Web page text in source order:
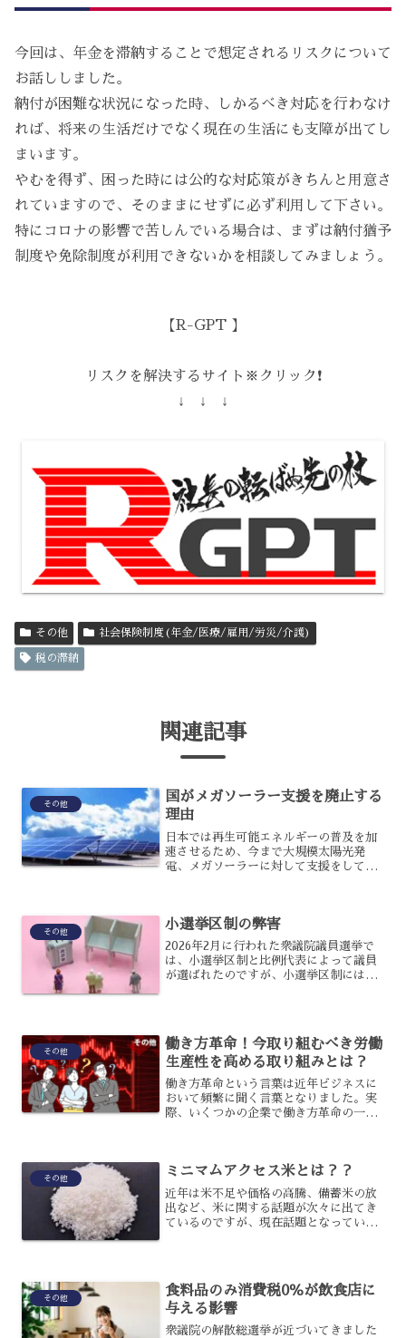
今回は、年金を滞納することで想定されるリスクについて
お話ししました。
納付が困難な状況になった時、しかるべき対応を行わなけ
れば、将来の生活だけでなく現在の生活にも支障が出てし
まいます。
やむを得ず、困った時には公的な対応策がきちんと用意さ
れていますので、そのままにせずに必ず利用して下さい。
特にコロナの影響で苦しんでいる場合は、まずは納付猶予
制度や免除制度が利用できないかを相談してみましょう。
【R-GPT 】
リスクを解決するサイト※クリック❗️
↓ ↓ ↓
その他 社会保険制度(年金/医療/雇用/労災/介護)
税の滞納
関連記事
その他
国がメガソーラー支援を廃止する
理由
日本では再生可能エネルギーの普及を加
速させるため、今まで大規模太陽光発
電、メガソーラーに対して支援をしてき
ったのです。メガソーラ...
その他 小選挙区制の弊害
2026年2月に行われた衆議院議員選挙で
は、小選挙区制と比例代表によって議員
が選ばれたのですが、小選挙区制には以
という人もいるでしょう...
その他
働き方革命！今取り組むべき労働
生産性を高める取り組みとは？
働き方革命という言葉は近年ビジネスに
おいて頻繁に聞く言葉となりました。実
際、いくつかの企業で働き方革命の一環
き労働生産性を高める取り...
その他 ミニマムアクセス米とは？？
近年は米不足や価格の高騰、備蓄米の放
出など、米に関する話題が次々に出てき
ているのですが、現在話題となっている
ですが、なぜ必要となるので...
その他
食料品のみ消費税0％が飲食店に
与える影響
衆議院の解散総選挙が近づいてきました